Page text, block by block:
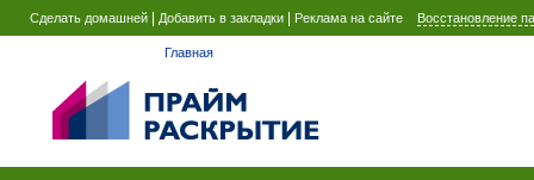
Сделать домашней Добавить в закладки Реклама на сайте Восстановление
Главная